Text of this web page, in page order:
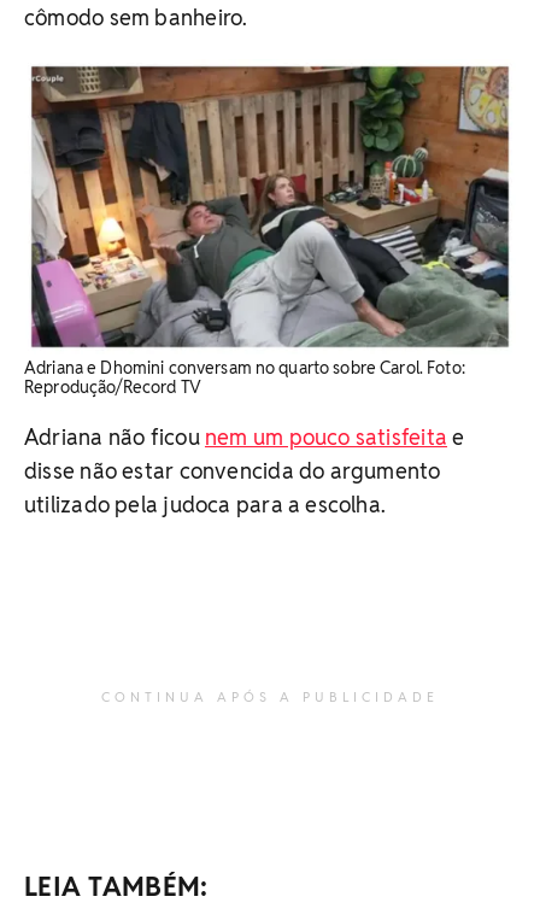
cômodo sem banheiro.
Adriana e Dhomini conversam no quarto sobre Carol. ​Foto:
Reprodução/Record TV
Adriana não ficou nem um pouco satisfeita e
disse não estar convencida do argumento
utilizado pela judoca para a escolha.
CONTINUA APÓS A PUBLICIDADE
LEIA TAMBÉM: